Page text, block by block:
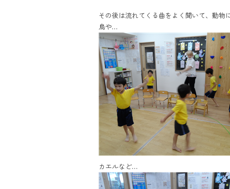
その後は流れてくる曲をよく聞いて、動物
鳥や…
カエルなど…